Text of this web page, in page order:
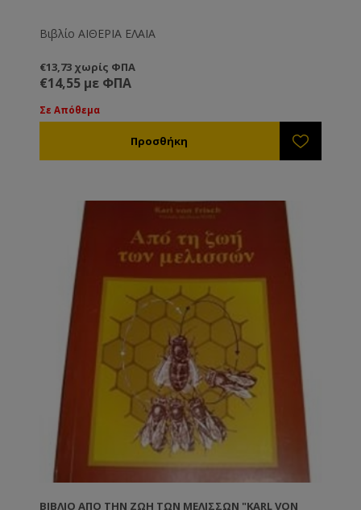
Βιβλίο ΑΙΘΕΡΙΑ ΕΛΑΙΑ
€13,73 χωρίς ΦΠΑ
€14,55 με ΦΠΑ
Σε Απόθεμα
ΒΙΒΛΊΟ ΑΠΌ ΤΗΝ ΖΩΉ ΤΩΝ ΜΕΛΙΣΣΏΝ "KARL VON